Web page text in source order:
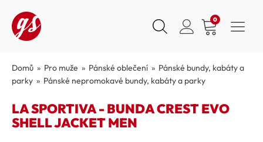
0
Domů » Pro muže » Pánské oblečení » Pánské bundy, kabáty a
parky » Pánské nepromokavé bundy, kabáty a parky
LA SPORTIVA - BUNDA CREST EVO
SHELL JACKET MEN